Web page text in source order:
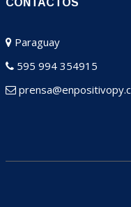
CONTACTOS
Paraguay
595 994 354915